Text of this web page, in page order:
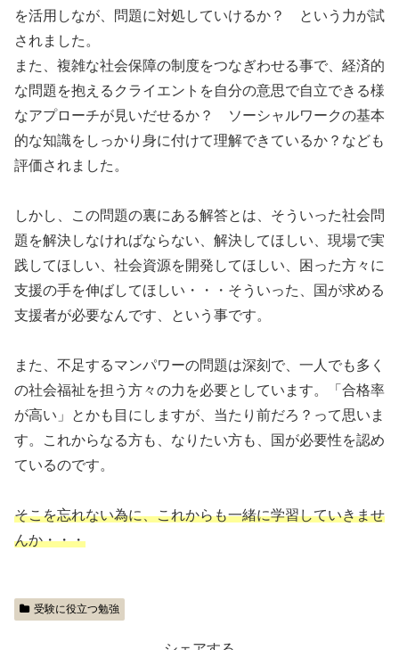
を活用しなが、問題に対処していけるか？ という力が試
されました。
また、複雑な社会保障の制度をつなぎわせる事で、経済的
な問題を抱えるクライエントを自分の意思で自立できる様
なアプローチが見いだせるか？ ソーシャルワークの基本
的な知識をしっかり身に付けて理解できているか？なども
評価されました。
しかし、この問題の裏にある解答とは、そういった社会問
題を解決しなければならない、解決してほしい、現場で実
践してほしい、社会資源を開発してほしい、困った方々に
支援の手を伸ばしてほしい・・・そういった、国が求める
支援者が必要なんです、という事です。
また、不足するマンパワーの問題は深刻で、一人でも多く
の社会福祉を担う方々の力を必要としています。「合格率
が高い」とかも目にしますが、当たり前だろ？って思いま
す。これからなる方も、なりたい方も、国が必要性を認め
ているのです。
そこを忘れない為に、これからも一緒に学習していきませ
んか・・・
受験に役立つ勉強